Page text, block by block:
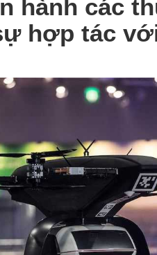
hành các
hợp tác